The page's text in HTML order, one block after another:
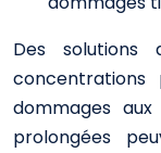
Des solutions
dommages
prolongées